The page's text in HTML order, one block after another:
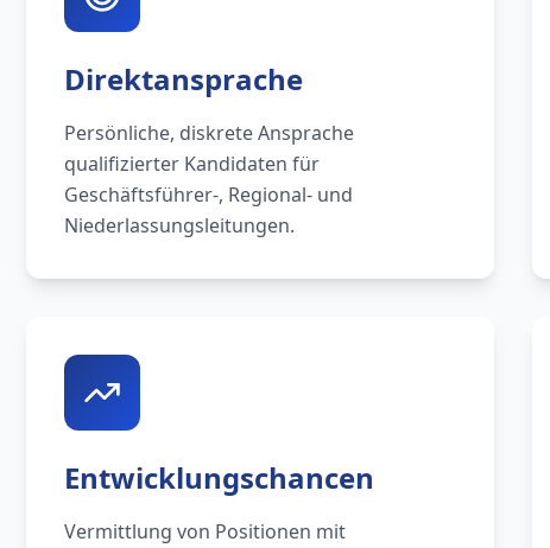
Direktansprache
Persönliche, diskrete Ansprache
qualifizierter Kandidaten für
Geschäftsführer-, Regional- und
Niederlassungsleitungen.
Entwicklungschancen
Vermittlung von Positionen mit